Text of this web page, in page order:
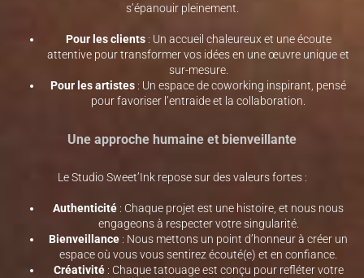
s’épanouir pleinement.
Pour les clients: Un accueil chaleureux et une écoute
attentive pour transformer vos idées en une œuvre unique et
sur-mesure.
Pour les artistes : Un espace de coworking inspirant, pensé
pour favoriser l’entraide et la collaboration.
Une approche humaine et bienveillante
Le Studio Sweet’Ink repose sur des valeurs fortes :
Authenticité : Chaque projet est une histoire, et nous nous
engageons à respecter votre singularité.
Bienveillance : Nous mettons un point d’honneur à créer un
espace où vous vous sentirez écouté(e) et en confiance.
Créativité: Chaque tatouage est conçu pour refléter votre